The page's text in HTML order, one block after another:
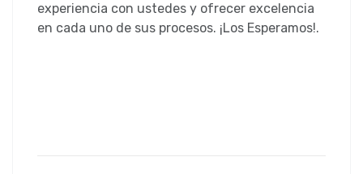
experiencia con ustedes y ofrecer excelencia
en cada uno de sus procesos. ¡Los Esperamos!.